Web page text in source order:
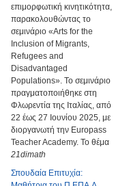
επιμορφωτική κινητικότητα,
παρακολουθώντας το
σεμινάριο «Arts for the
Inclusion of Migrants,
Refugees and
Disadvantaged
Populations». Το σεμινάριο
πραγματοποιήθηκε στη
Φλωρεντία της Ιταλίας, από
22 έως 27 Ιουνίου 2025, με
διοργανωτή την Europass
Teacher Academy. Το θέμα
21dimath
Σπουδαία Επιτυχία: